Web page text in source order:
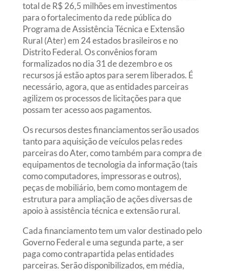
total de R$ 26,5 milhões em investimentos
para o fortalecimento da rede pública do
Programa de Assistência Técnica e Extensão
Rural (Ater) em 24 estados brasileiros e no
Distrito Federal. Os convênios foram
formalizados no dia 31 de dezembro e os
recursos já estão aptos para serem liberados. É
necessário, agora, que as entidades parceiras
agilizem os processos de licitações para que
possam ter acesso aos pagamentos.
Os recursos destes financiamentos serão usados
tanto para aquisição de veículos pelas redes
parceiras do Ater, como também para compra de
equipamentos de tecnologia da informação (tais
como computadores, impressoras e outros),
peças de mobiliário, bem como montagem de
estrutura para ampliação de ações diversas de
apoio à assistência técnica e extensão rural.
Cada financiamento tem um valor destinado pelo
Governo Federal e uma segunda parte, a ser
paga como contrapartida pelas entidades
parceiras. Serão disponibilizados, em média,